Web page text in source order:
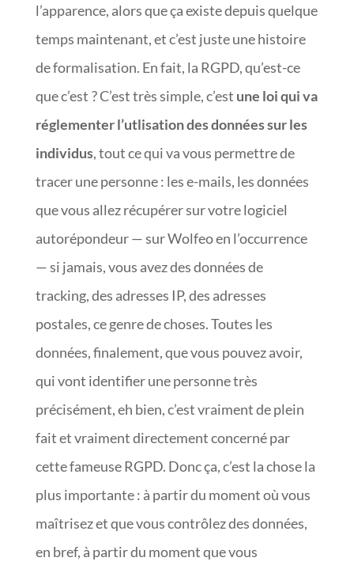
l’apparence, alors que ça existe depuis quelque
temps maintenant, et c’est juste une histoire
de formalisation. En fait, la RGPD, qu’est-ce
que c’est ? C’est très simple, c’est une loi qui va
réglementer l’utlisation des données sur les
individus, tout ce qui va vous permettre de
tracer une personne : les e-mails, les données
que vous allez récupérer sur votre logiciel
autorépondeur — sur Wolfeo en l’occurrence
— si jamais, vous avez des données de
tracking, des adresses IP, des adresses
postales, ce genre de choses. Toutes les
données, finalement, que vous pouvez avoir,
qui vont identifier une personne très
précisément, eh bien, c’est vraiment de plein
fait et vraiment directement concerné par
cette fameuse RGPD. Donc ça, c’est la chose la
plus importante : à partir du moment où vous
maîtrisez et que vous contrôlez des données,
en bref, à partir du moment que vous